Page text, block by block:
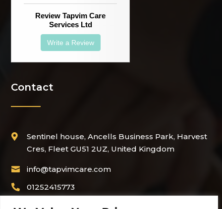
Review Tapvim Care
Services Ltd
Write a Review
Contact

Sentinel house, Ancells Business Park, Harvest
Cres, Fleet GU51 2UZ, United Kingdom
 info@tapvimcare.com
 01252415773